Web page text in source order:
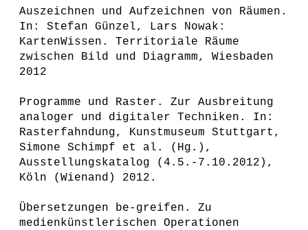
Auszeichnen und Aufzeichnen von Räumen.
In: Stefan Günzel, Lars Nowak:
KartenWissen. Territoriale Räume
zwischen Bild und Diagramm, Wiesbaden
2012
Programme und Raster. Zur Ausbreitung
analoger und digitaler Techniken. In:
Rasterfahndung, Kunstmuseum Stuttgart,
Simone Schimpf et al. (Hg.),
Ausstellungskatalog (4.5.-7.10.2012),
Köln (Wienand) 2012.
Übersetzungen be-greifen. Zu
medienkünstlerischen Operationen